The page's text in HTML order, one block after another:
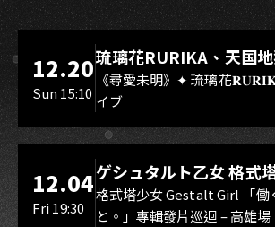
LIVE WAREHOUSE 小庫
12.20
Sun 15:10
琉璃花RURIKA、天国
Rebirth、DUALIA、無
スマイル（O.A.）
《尋愛未明》✦ 琉璃花
イブ
LIVE WAREHOUSE 小庫
12.04
Fri 19:30
ゲシュタルト乙女 格式
Gestalt Girl
格式塔少女 Gestalt Girl 「働
と。」專輯發片巡迴 – 高雄場